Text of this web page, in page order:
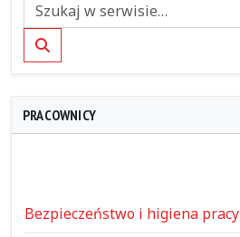
Szukaj
PRACOWNICY
Bezpieczeństwo i higiena pracy